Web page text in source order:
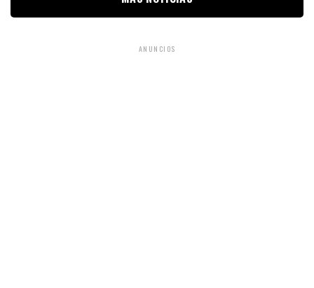
ANUNCIOS